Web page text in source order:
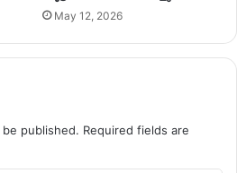
May 12, 2026
published. Required fields are